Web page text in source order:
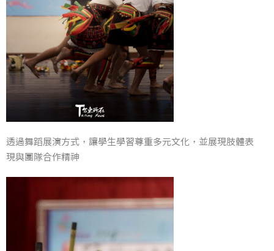
透過舞蹈展演方式，讓學生學習尊重多元文化，並展現肢體表
現與團隊合作精神